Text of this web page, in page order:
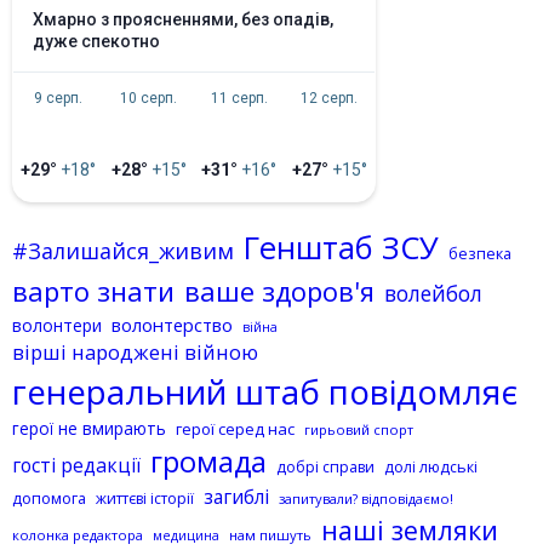
хмарно з проясненнями, без опадів,
дуже спекотно
9 серп.
+29° +18°
10 серп.
+28° +15°
11 серп.
+31° +16°
12 серп.
+27° +15°
#Залишайся_живим Генштаб ЗСУ безпека
варто знати ваше здоров'я волейбол
волонтери волонтерство війна
вірші народжені війною
генеральний штаб повідомляє
герої не вмирають герої серед нас гирьовий спорт
гості редакції громада добрі справи долі людські
допомога життєві історії загиблі запитували? відповідаємо!
колонка редактора
медицина нам пишуть наші земляки